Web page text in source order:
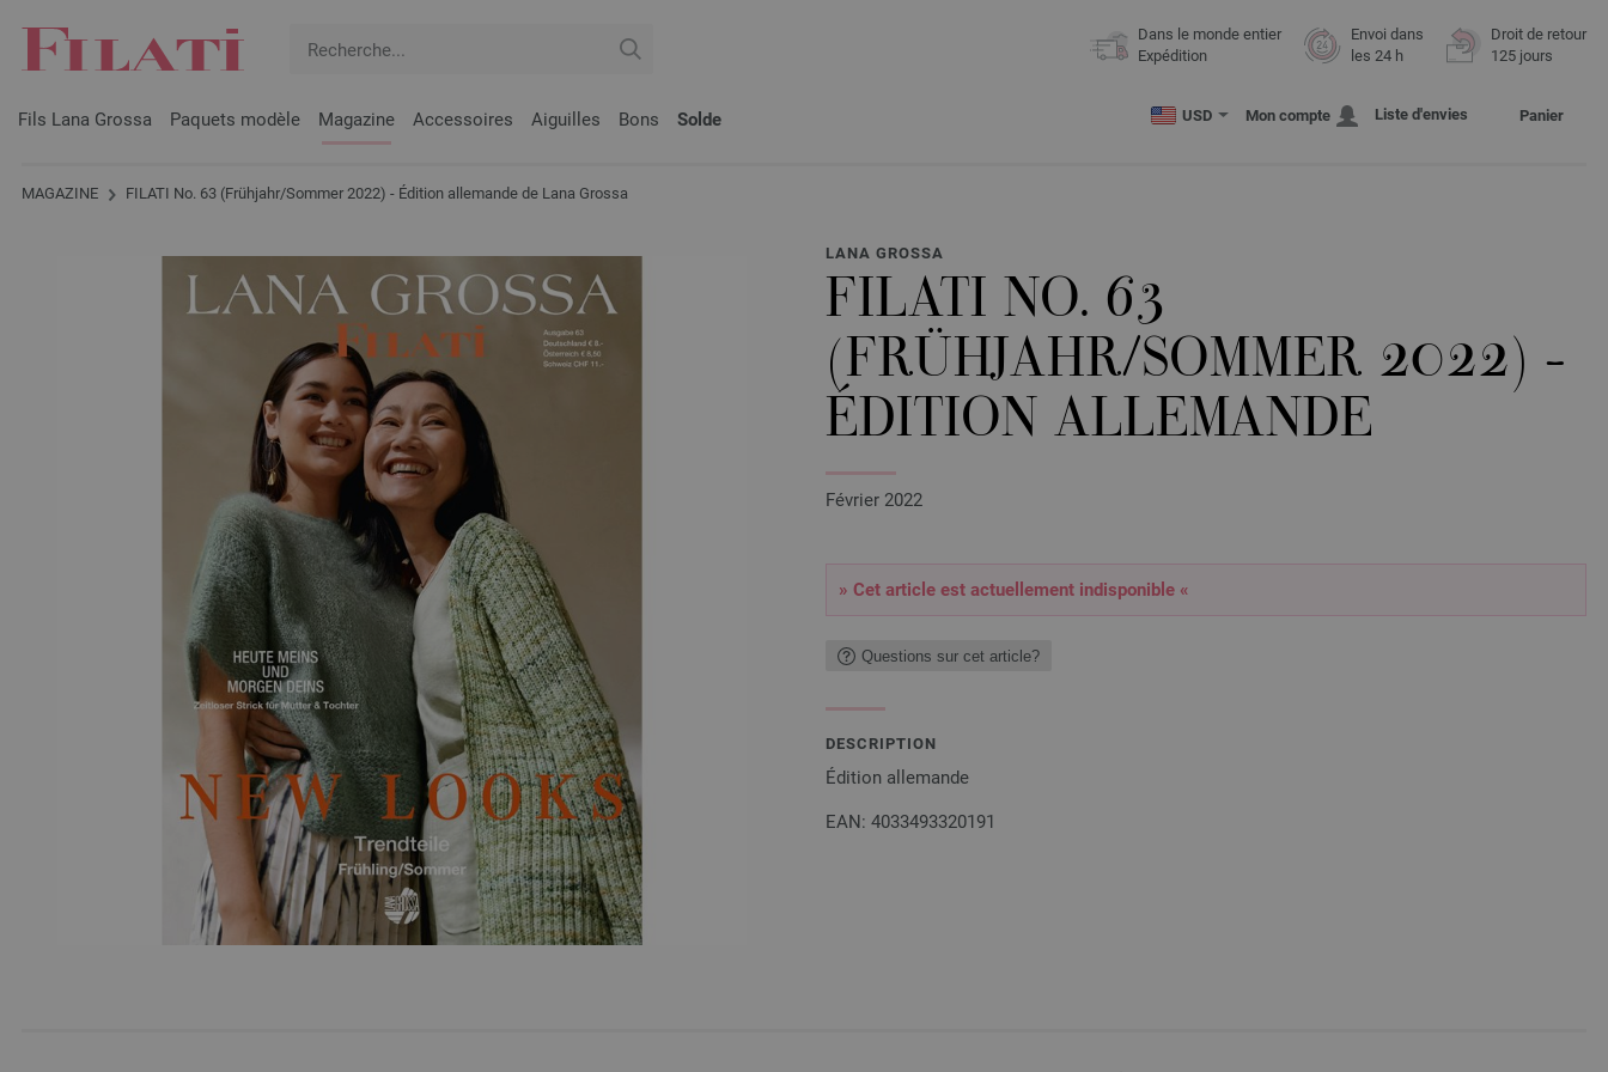
Dans le monde entier
Expédition
Envoi dans
les 24 h
Droit de retour
125 jours
Fils Lana Grossa Paquets modèle Magazine Accessoires Aiguilles Bons Solde USD Mon compte Liste d'envies Panier
MAGAZINE FILATI No. 63 (Frühjahr/Sommer 2022) - Édition allemande de Lana Grossa
LANA GROSSA
FILATI NO. 63
(FRÜHJAHR/SOMMER 2022) -
ÉDITION ALLEMANDE
Février 2022
» Cet article est actuellement indisponible «
Questions sur cet article?
DESCRIPTION
Édition allemande
EAN: 4033493320191